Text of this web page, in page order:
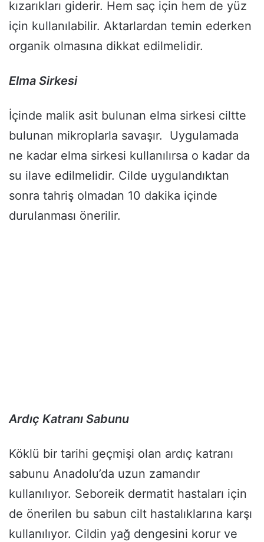
kızarıkları giderir. Hem saç için hem de yüz
için kullanılabilir. Aktarlardan temin ederken
organik olmasına dikkat edilmelidir.
Elma Sirkesi
İçinde malik asit bulunan elma sirkesi ciltte
bulunan mikroplarla savaşır. Uygulamada
ne kadar elma sirkesi kullanılırsa o kadar da
su ilave edilmelidir. Cilde uygulandıktan
sonra tahriş olmadan 10 dakika içinde
durulanması önerilir.
Ardıç Katranı Sabunu
Köklü bir tarihi geçmişi olan ardıç katranı
sabunu Anadolu’da uzun zamandır
kullanılıyor. Seboreik dermatit hastaları için
de önerilen bu sabun cilt hastalıklarına karşı
kullanılıyor. Cildin yağ dengesini korur ve